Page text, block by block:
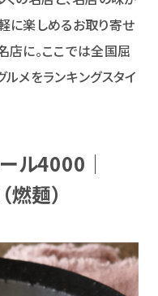
に楽しめるお取り寄せ
店に。ここでは全国屈
メをランキングスタイ
ル4000｜
麺）